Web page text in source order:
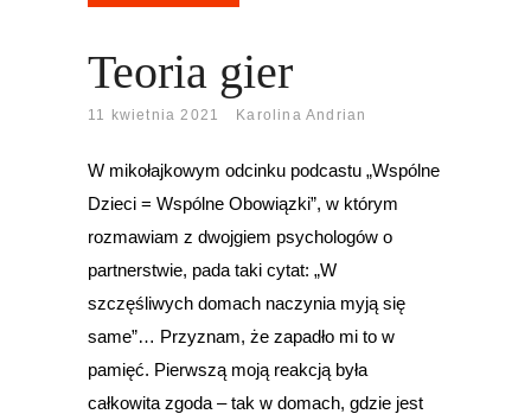
Teoria gier
11 kwietnia 2021 Karolina Andrian
W mikołajkowym odcinku podcastu „Wspólne
Dzieci = Wspólne Obowiązki”, w którym
rozmawiam z dwojgiem psychologów o
partnerstwie, pada taki cytat: „W
szczęśliwych domach naczynia myją się
same”… Przyznam, że zapadło mi to w
pamięć. Pierwszą moją reakcją była
całkowita zgoda – tak w domach, gdzie jest